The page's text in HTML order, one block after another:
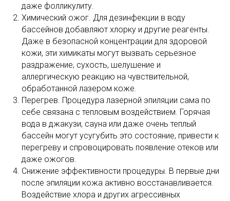
даже фолликулиту.
Химический ожог. Для дезинфекции в воду
бассейнов добавляют хлорку и другие реагенты.
Даже в безопасной концентрации для здоровой
кожи, эти химикаты могут вызвать серьезное
раздражение, сухость, шелушение и
аллергическую реакцию на чувствительной,
обработанной лазером коже.
Перегрев. Процедура лазерной эпиляции сама по
себе связана с тепловым воздействием. Горячая
вода в джакузи, сауна или даже очень теплый
бассейн могут усугубить это состояние, привести к
перегреву и спровоцировать появление отеков или
даже ожогов.
Снижение эффективности процедуры. В первые дни
после эпиляции кожа активно восстанавливается.
Воздействие хлора и других агрессивных